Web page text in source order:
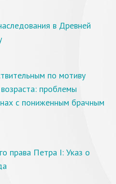
в Древней
по мотиву
проблемы
с пониженным брачным
права Петра I: Указ о